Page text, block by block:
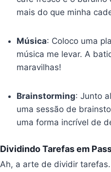
mais do que minha
Música: Coloco uma
música me levar. A
maravilhas!
Brainstorming: Junto
uma sessão de
uma forma incrível de
Dividindo Tarefas em
Ah, a arte de dividir